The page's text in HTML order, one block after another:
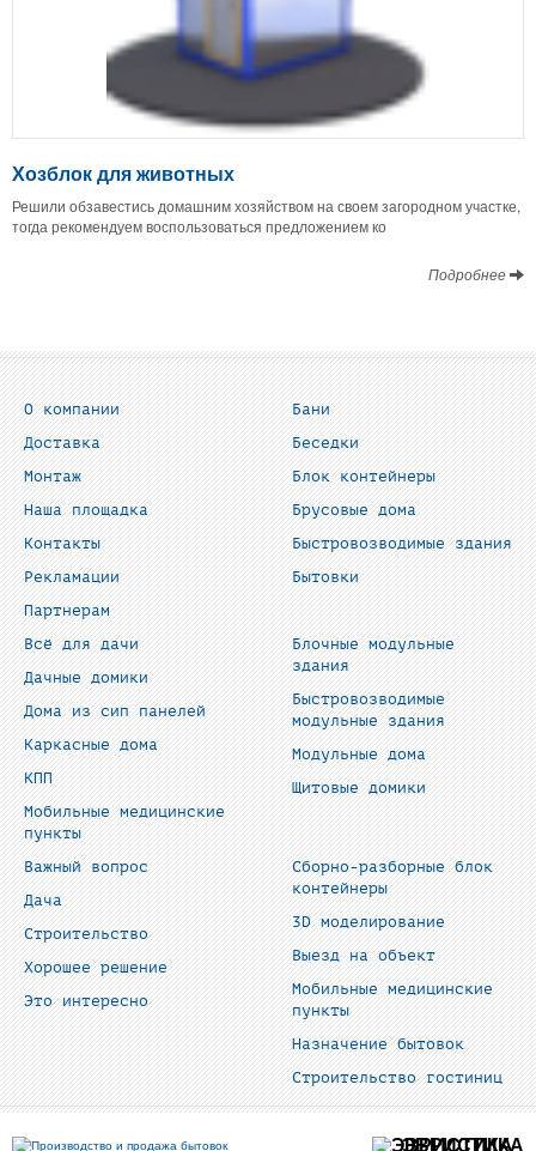
Хозблок для животных
Решили обзавестись домашним хозяйством на своем загородном участке,
тогда рекомендуем воспользоваться предложением ко
Подробнее
О компании
Доставка
Монтаж
Наша площадка
Контакты
Рекламации
Партнерам
Бани
Беседки
Блок контейнеры
Брусовые дома
Быстровозводимые здания
Бытовки
Всё для дачи
Дачные домики
Дома из сип панелей
Каркасные дома
КПП
Мобильные медицинские
пункты
Блочные модульные
здания
Быстровозводимые
модульные здания
Модульные дома
Щитовые домики
Важный вопрос
Дача
Строительство
Хорошее решение
Это интересно
Сборно-разборные блок
контейнеры
3D моделирование
Выезд на объект
Мобильные медицинские
пункты
Назначение бытовок
Строительство гостиниц
ЭВРИСТИКА